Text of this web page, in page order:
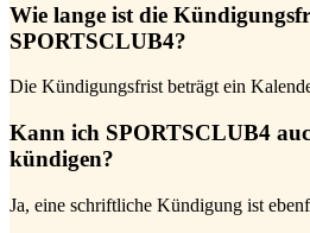
Wie lange ist die
SPORTSCLUB4?
Die Kündigungsfrist beträgt ein
Kann ich SPORTSCLUB4
kündigen?
Ja, eine schriftliche Kündigung ist